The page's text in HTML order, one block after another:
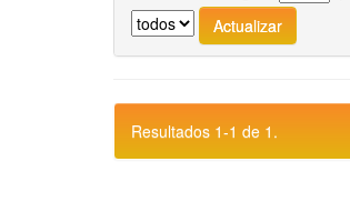
Resultados 1-1 de 1.